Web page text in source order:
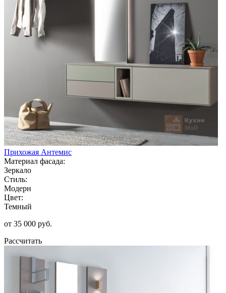
Прихожая Антемис
Материал фасада:
Зеркало
Стиль:
Модерн
Цвет:
Темный
от 35 000 руб.
Рассчитать